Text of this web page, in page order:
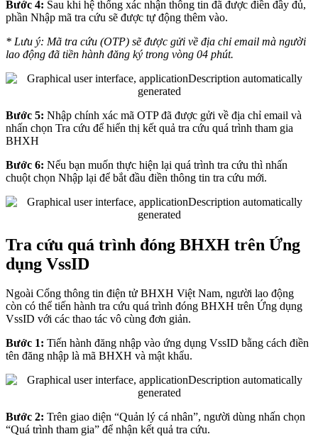
Bước 4: Sau khi hệ thống xác nhận thông tin đã được điền đầy đủ,
phần Nhập mã tra cứu sẽ được tự động thêm vào.
* Lưu ý: Mã tra cứu (OTP) sẽ được gửi về địa chỉ email mà người
lao động đã tiền hành đăng ký trong vòng 04 phút.
Bước 5: Nhập chính xác mã OTP đã được gửi về địa chỉ email và
nhấn chọn Tra cứu để hiển thị kết quả tra cứu quá trình tham gia
BHXH
Bước 6: Nếu bạn muốn thực hiện lại quá trình tra cứu thì nhấn
chuột chọn Nhập lại để bắt đầu điền thông tin tra cứu mới.
Tra cứu quá trình đóng BHXH trên Ứng
dụng VssID
Ngoài Cổng thông tin điện tử BHXH Việt Nam, người lao động
còn có thể tiến hành tra cứu quá trình đóng BHXH trên Ứng dụng
VssID với các thao tác vô cùng đơn giản.
Bước 1: Tiến hành đăng nhập vào ứng dụng VssID bằng cách điền
tên đăng nhập là mã BHXH và mật khẩu.
Bước 2: Trên giao diện “Quản lý cá nhân”, người dùng nhấn chọn
“Quá trình tham gia” để nhận kết quả tra cứu.